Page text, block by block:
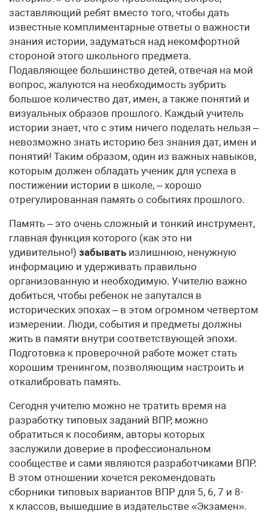
заставляющий ребят вместо того, чтобы дать
известные комплиментарные ответы о важности
знания истории, задуматься над некомфортной
стороной этого школьного предмета.
Подавляющее большинство детей, отвечая на мой
вопрос, жалуются на необходимость зубрить
большое количество дат, имен, а также понятий и
визуальных образов прошлого. Каждый учитель
истории знает, что с этим ничего поделать нельзя –
невозможно знать историю без знания дат, имен и
понятий! Таким образом, один из важных навыков,
которым должен обладать ученик для успеха в
постижении истории в школе, – хорошо
отрегулированная память о событиях прошлого.
Память – это очень сложный и тонкий инструмент,
главная функция которого (как это ни
удивительно!) забывать излишнюю, ненужную
информацию и удерживать правильно
организованную и необходимую. Учителю важно
добиться, чтобы ребенок не запутался в
исторических эпохах – в этом огромном четвертом
измерении. Люди, события и предметы должны
жить в памяти внутри соответствующей эпохи.
Подготовка к проверочной работе может стать
хорошим тренингом, позволяющим настроить и
откалибровать память.
Сегодня учителю можно не тратить время на
разработку типовых заданий ВПР, можно
обратиться к пособиям, авторы которых
заслужили доверие в профессиональном
сообществе и сами являются разработчиками ВПР.
В этом отношении хочется рекомендовать
сборники типовых вариантов ВПР для 5, 6, 7 и 8-
х классов, вышедшие в издательстве «Экзамен».